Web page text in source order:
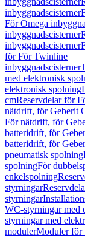
inbyggnadscisterner
För Omega
inbyggnadscisterner
inbyggnadscisterner
för För Twinline
inbyggnadscisterner
med elektronisk
elektronisk spolning
cmReservdelar för
nätdrift, för Geberit
För nätdrift, för
batteridrift, för
batteridrift, för
pneumatisk spolning
spolningFör
enkelspolning
styrningar
styrningar
WC-styrningar med
styrningar med
modulerModuler för